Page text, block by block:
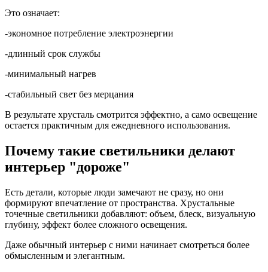
Это означает:
-экономное потребление электроэнергии
-длинный срок службы
-минимальный нагрев
-стабильный свет без мерцания
В результате хрусталь смотрится эффектно, а само освещение
остается практичным для ежедневного использования.
Почему такие светильники делают
интерьер "дороже"
Есть детали, которые люди замечают не сразу, но они
формируют впечатление от пространства. Хрустальные
точечные светильники добавляют: объем, блеск, визуальную
глубину, эффект более сложного освещения.
Даже обычный интерьер с ними начинает смотреться более
обмысленным и элегантным.